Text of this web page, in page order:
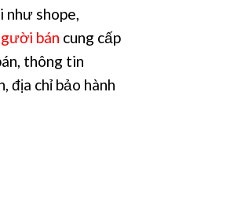
như shope,
bán cung cấp
thông tin
địa chỉ bảo hành